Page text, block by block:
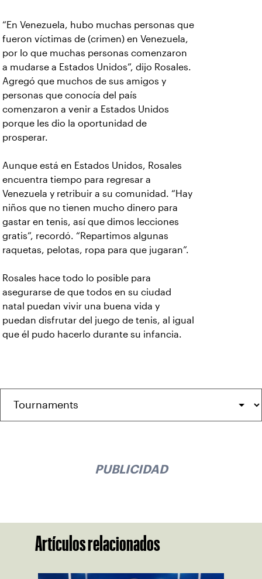
“En Venezuela, hubo muchas personas que
fueron víctimas de (crimen) en Venezuela,
por lo que muchas personas comenzaron
a mudarse a Estados Unidos”, dijo Rosales.
Agregó que muchos de sus amigos y
personas que conocía del país
comenzaron a venir a Estados Unidos
porque les dio la oportunidad de
prosperar.
Aunque está en Estados Unidos, Rosales
encuentra tiempo para regresar a
Venezuela y retribuir a su comunidad. “Hay
niños que no tienen mucho dinero para
gastar en tenis, así que dimos lecciones
gratis”, recordó. “Repartimos algunas
raquetas, pelotas, ropa para que jugaran”.
Rosales hace todo lo posible para
asegurarse de que todos en su ciudad
natal puedan vivir una buena vida y
puedan disfrutar del juego de tenis, al igual
que él pudo hacerlo durante su infancia.
PUBLICIDAD
Artículos relacionados